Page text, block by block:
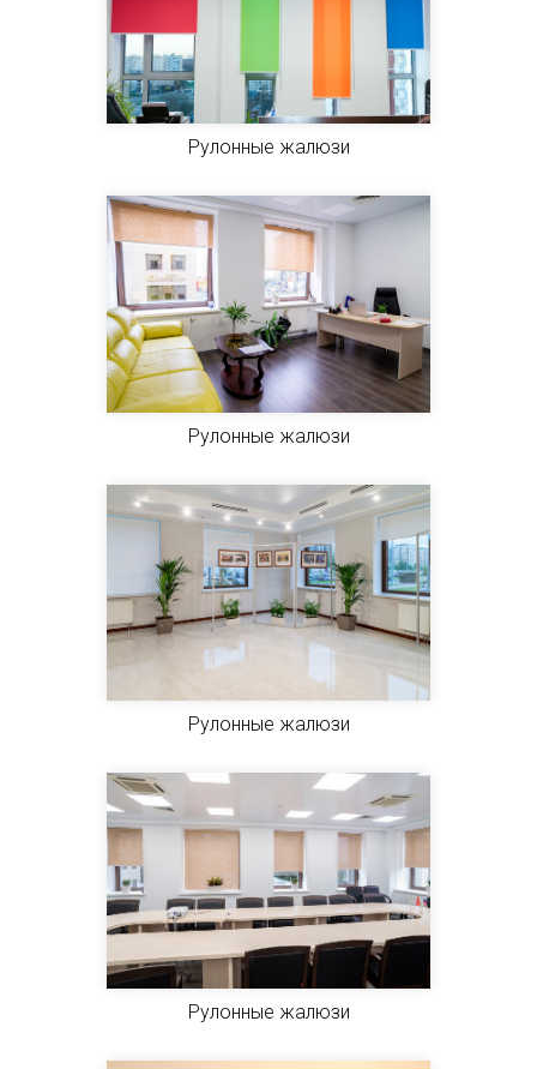
Рулонные жалюзи
Рулонные жалюзи
Рулонные жалюзи
Рулонные жалюзи